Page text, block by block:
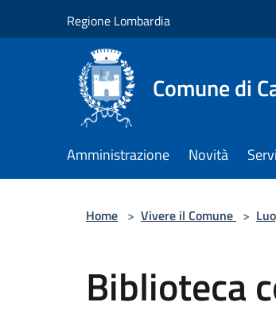
Regione Lombardia
Comune di
Amministrazione Novità
Home > Vivere il Comune >
Biblioteca